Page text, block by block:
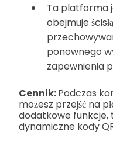
Ta platforma
obejmuje
ponownego
zapewnienia
Cennik:Podczas
możesz przejść na
dodatkowe funkcje,
dynamiczne kody